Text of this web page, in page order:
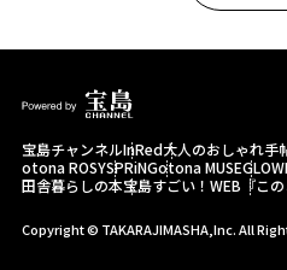
宝島チャンネルInRed大人のおしゃれ手
otona ROSYSPRiNGotona MUSEGLOW
田舎暮らしの本宝島すごい！WEB 『こ
Copyright © TAKARAJIMASHA,Inc. All